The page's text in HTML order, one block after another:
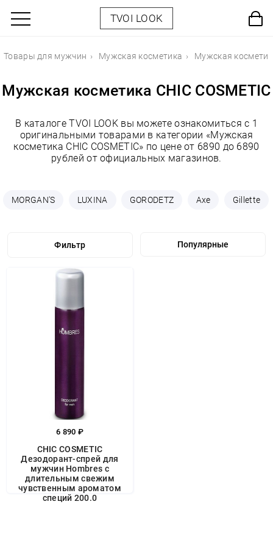
TVOI LOOK
Товары для мужчин Мужская косметика Мужская
Мужская косметика CHIC COSMETIC
В каталоге TVOI LOOK вы можете ознакомиться с 1
оригинальными товарами в категории «Мужская
косметика CHIC COSMETIC» по цене от 6890 до 6890
рублей от официальных магазинов.
MORGAN'S LUXINA GORODETZ Axe Gillette
Фильтр
6 890 ₽
CHIC COSMETIC
Дезодорант-спрей для
мужчин Hombres с
длительным свежим
чувственным ароматом
специй 200.0